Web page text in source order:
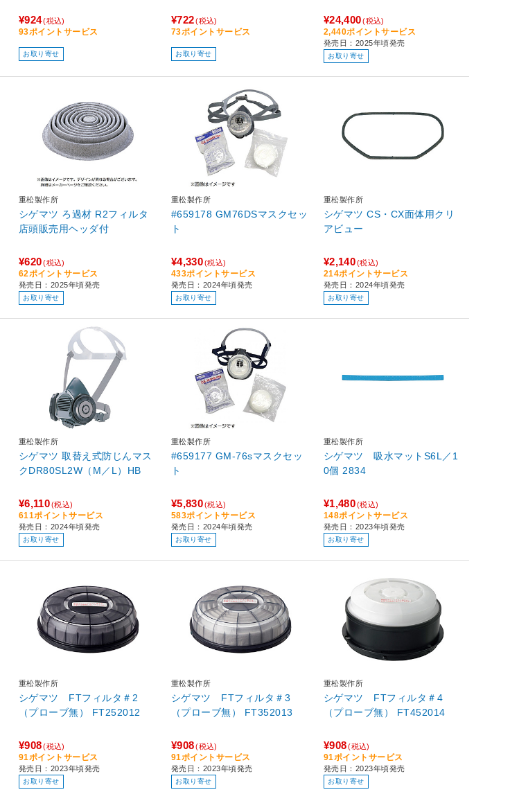
¥924(税込)
93ポイントサービス
お取り寄せ
¥722 (税込)
73ポイントサービス
お取り寄せ
¥24,400(税込)
2,440ポイントサービス
発売日：2025年頃発売
お取り寄せ
重松製作所
シゲマツ ろ過材 R2フィルタ
店頭販売用ヘッダ付
¥620 (税込)
62ポイントサービス
発売日：2025年頃発売
お取り寄せ
重松製作所
#659178 GM76DSマスクセッ
ト
¥4,330(税込)
433ポイントサービス
発売日：2024年頃発売
お取り寄せ
重松製作所
シゲマツ CS・CX面体用クリ
アビュー
¥2,140(税込)
214ポイントサービス
発売日：2024年頃発売
お取り寄せ
重松製作所
シゲマツ 取替え式防じんマス
クDR80SL2W（M／L）HB
¥6,110(税込)
611ポイントサービス
発売日：2024年頃発売
お取り寄せ
重松製作所
#659177 GM-76sマスクセッ
ト
¥5,830(税込)
583ポイントサービス
発売日：2024年頃発売
お取り寄せ
重松製作所
シゲマツ 吸水マットS6L／1
0個 2834
¥1,480(税込)
148ポイントサービス
発売日：2023年頃発売
お取り寄せ
重松製作所
シゲマツ FTフィルタ＃2
（プローブ無） FT252012
¥908 (税込)
91ポイントサービス
発売日：2023年頃発売
お取り寄せ
重松製作所
シゲマツ FTフィルタ＃3
（プローブ無） FT352013
¥908 (税込)
91ポイントサービス
発売日：2023年頃発売
お取り寄せ
重松製作所
シゲマツ FTフィルタ＃4
（プローブ無） FT452014
¥908 (税込)
91ポイントサービス
発売日：2023年頃発売
お取り寄せ